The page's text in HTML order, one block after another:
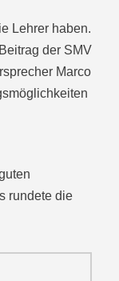
Lehrer haben.
der SMV
Marco
rundete die